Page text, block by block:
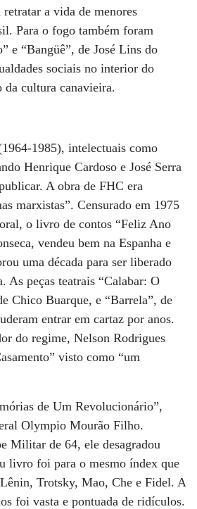
a vida de menores
Para o fogo também foram
e “Bangüê”, de José Lins do
sociais no interior do
cultura canavieira.
1985), intelectuais como
Henrique Cardoso e José Serra
A obra de FHC era
marxistas”. Censurado em 1975
o livro de contos “Feliz Ano
vendeu bem na Espanha e
uma década para ser liberado
As peças teatrais “Calabar: O
Chico Buarque, e “Barrela”, de
entrar em cartaz por anos.
do regime, Nelson Rodrigues
visto como “um
de Um Revolucionário”,
Olympio Mourão Filho.
Militar de 64, ele desagradou
livro foi para o mesmo índex que
Trotsky, Mao, Che e Fidel. A
foi vasta e pontuada de ridículos.